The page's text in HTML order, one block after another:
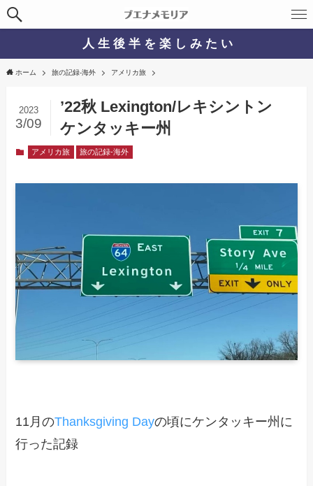
人 生 後 半 を 楽 し み た い
ホーム 旅の記録-海外 アメリカ旅
’22秋 Lexington/レキシントン
ケンタッキー州
2023
3/09
アメリカ旅 旅の記録-海外
11月のThanksgiving Dayの頃にケンタッキー州に
行った記録